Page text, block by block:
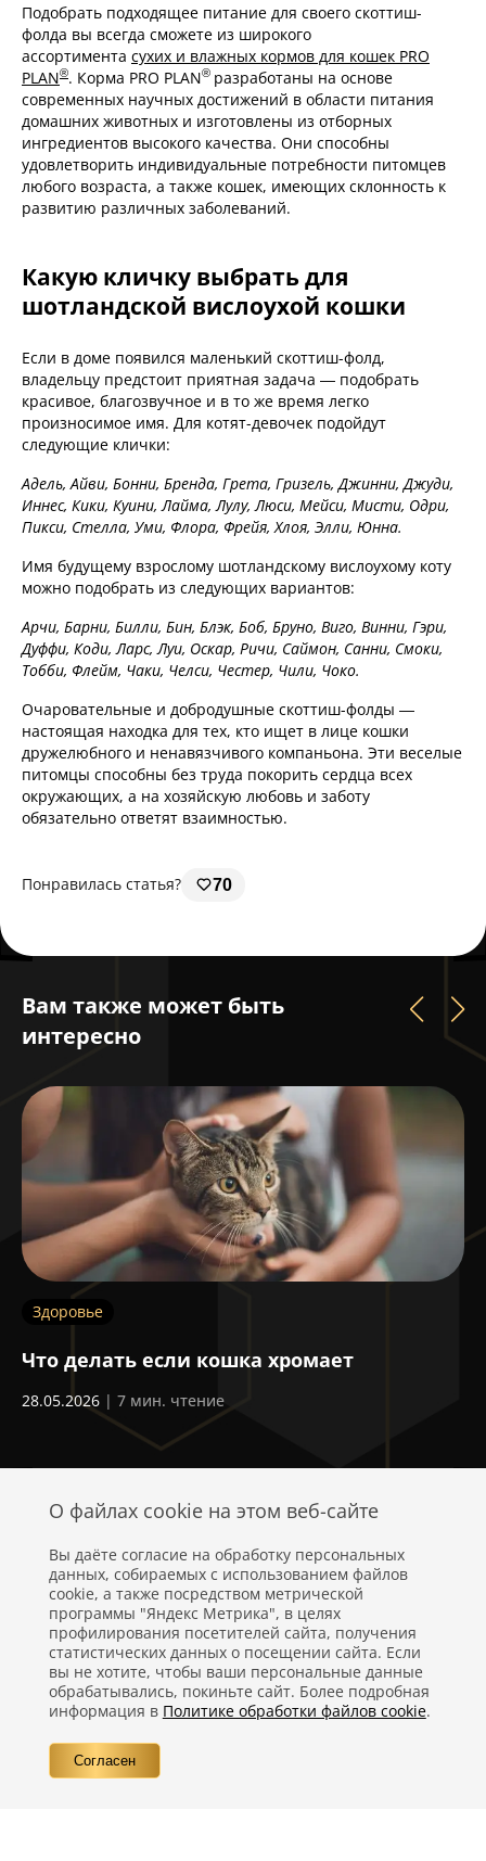
Подобрать подходящее питание для своего скоттиш-
фолда вы всегда сможете из широкого
ассортимента сухих и влажных кормов для кошек PRO
PLAN®. Корма PRO PLAN® разработаны на основе
современных научных достижений в области питания
домашних животных и изготовлены из отборных
ингредиентов высокого качества. Они способны
удовлетворить индивидуальные потребности питомцев
любого возраста, а также кошек, имеющих склонность к
развитию различных заболеваний.
Какую кличку выбрать для
шотландской вислоухой кошки
Если в доме появился маленький скоттиш-фолд,
владельцу предстоит приятная задача — подобрать
красивое, благозвучное и в то же время легко
произносимое имя. Для котят-девочек подойдут
следующие клички:
Адель, Айви, Бонни, Бренда, Грета, Гризель, Джинни, Джуди,
Иннес, Кики, Куини, Лайма, Лулу, Люси, Мейси, Мисти, Одри,
Пикси, Стелла, Уми, Флора, Фрейя, Хлоя, Элли, Юнна.
Имя будущему взрослому шотландскому вислоухому коту
можно подобрать из следующих вариантов:
Арчи, Барни, Билли, Бин, Блэк, Боб, Бруно, Виго, Винни, Гэри,
Дуффи, Коди, Ларс, Луи, Оскар, Ричи, Саймон, Санни, Смоки,
Тобби, Флейм, Чаки, Челси, Честер, Чили, Чоко.
Очаровательные и добродушные скоттиш-фолды —
настоящая находка для тех, кто ищет в лице кошки
дружелюбного и ненавязчивого компаньона. Эти веселые
питомцы способны без труда покорить сердца всех
окружающих, а на хозяйскую любовь и заботу
обязательно ответят взаимностью.
Понравилась статья? 70
Вам также может быть
интересно
Здоровье
Что делать если кошка хромает
28.05.2026 | 7 мин. чтение
Политика конфиденциальности
Правовая информация
Контакты
О файлах cookie на этом веб-сайте
Вы даёте согласие на обработку персональных
данных, собираемых с использованием файлов
cookie, а также посредством метрической
программы "Яндекс Метрика", в целях
профилирования посетителей сайта, получения
статистических данных о посещении сайта. Если
вы не хотите, чтобы ваши персональные данные
обрабатывались, покиньте сайт. Более подробная
информация в Политике обработки файлов cookie.
Согласен